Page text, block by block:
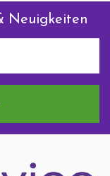
Neuigkeiten